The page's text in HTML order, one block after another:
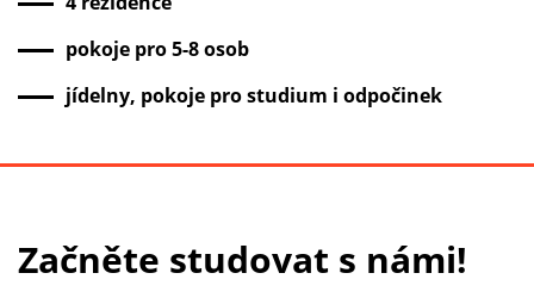
pokoje pro 5-8 osob
jídelny, pokoje pro studium i odpočinek
Začněte studovat s námi!